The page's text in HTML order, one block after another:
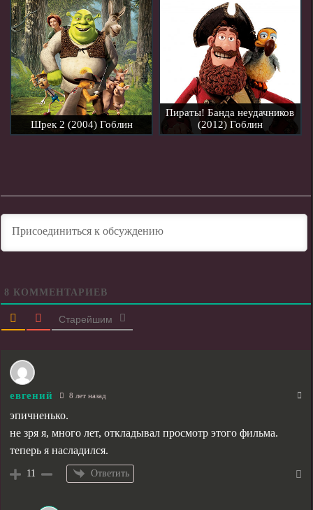
Шрек 2 (2004) Гоблин
Пираты! Банда неудачников
(2012) Гоблин
8 КОММЕНТАРИЕВ
Старейшим
евгений 8 лет назад
эпичненько.
не зря я, много лет, откладывал просмотр этого фильма.
теперь я насладился.
11 Ответить